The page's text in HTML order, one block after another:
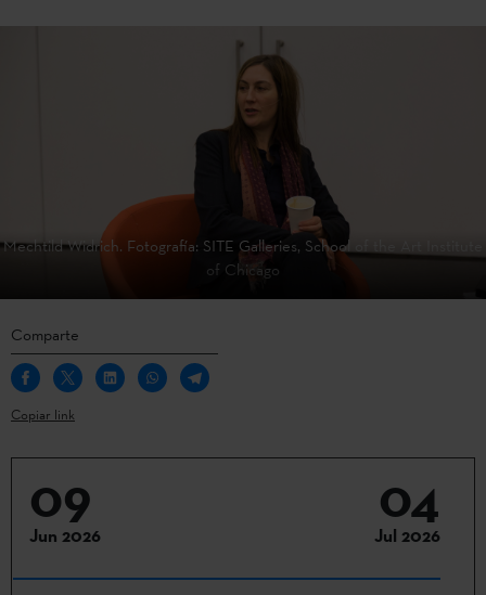
Mechtild Widrich. Fotografía: SITE Galleries, School of the Art Institute
of Chicago
Comparte
Copiar link
09
Jun 2026
04
Jul 2026